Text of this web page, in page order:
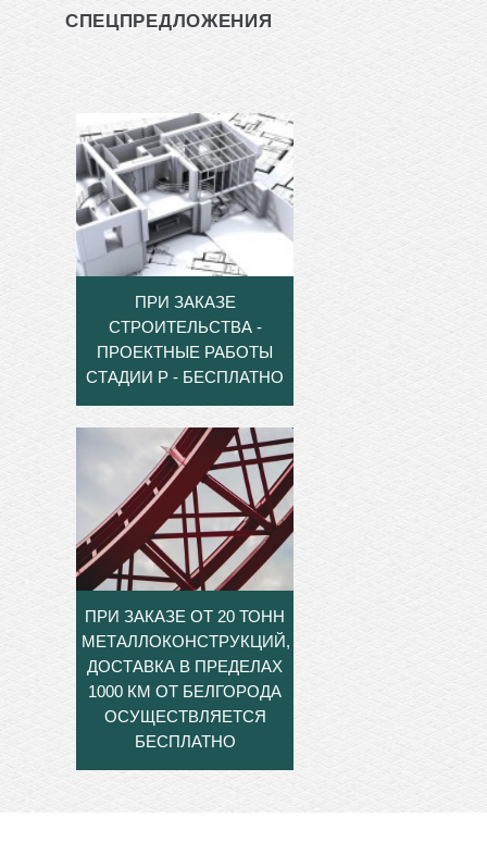
СПЕЦПРЕДЛОЖЕНИЯ
ПРИ ЗАКАЗЕ
СТРОИТЕЛЬСТВА -
ПРОЕКТНЫЕ РАБОТЫ
СТАДИИ Р - БЕСПЛАТНО
ПРИ ЗАКАЗЕ ОТ 20 ТОНН
МЕТАЛЛОКОНСТРУКЦИЙ,
ДОСТАВКА В ПРЕДЕЛАХ
1000 КМ ОТ БЕЛГОРОДА
ОСУЩЕСТВЛЯЕТСЯ
БЕСПЛАТНО